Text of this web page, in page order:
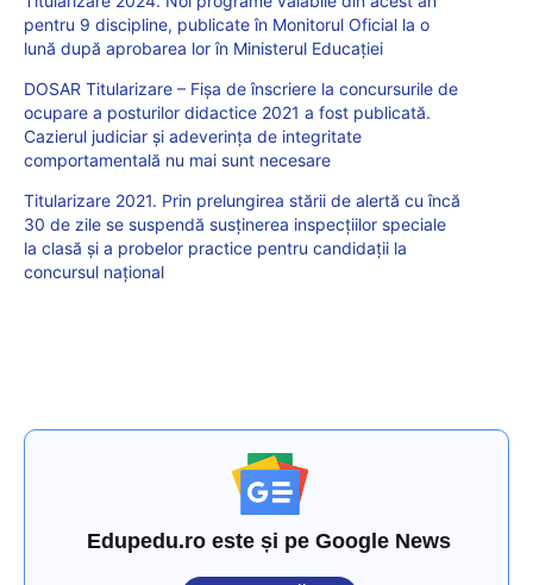
pentru 9 discipline, publicate în Monitorul Oficial la o
lună după aprobarea lor în Ministerul Educației
DOSAR Titularizare – Fișa de înscriere la concursurile de
ocupare a posturilor didactice 2021 a fost publicată.
Cazierul judiciar și adeverința de integritate
comportamentală nu mai sunt necesare
Titularizare 2021. Prin prelungirea stării de alertă cu încă
30 de zile se suspendă susținerea inspecțiilor speciale
la clasă și a probelor practice pentru candidații la
concursul național
Edupedu.ro este și pe Google News